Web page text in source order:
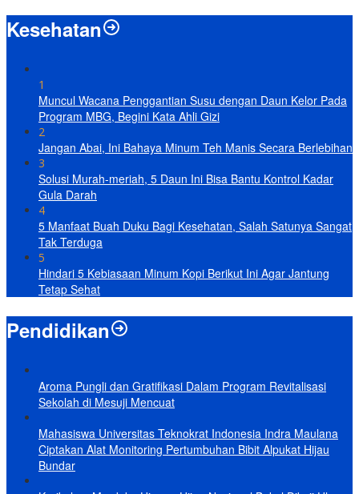
Kesehatan
1
Muncul Wacana Penggantian Susu dengan Daun Kelor Pada
Program MBG, Begini Kata Ahli Gizi
2
Jangan Abai, Ini Bahaya Minum Teh Manis Secara Berlebihan
3
Solusi Murah-meriah, 5 Daun Ini Bisa Bantu Kontrol Kadar
Gula Darah
4
5 Manfaat Buah Duku Bagi Kesehatan, Salah Satunya Sangat
Tak Terduga
5
Hindari 5 Kebiasaan Minum Kopi Berikut Ini Agar Jantung
Tetap Sehat
Pendidikan
Aroma Pungli dan Gratifikasi Dalam Program Revitalisasi
Sekolah di Mesuji Mencuat
Mahasiswa Universitas Teknokrat Indonesia Indra Maulana
Ciptakan Alat Monitoring Pertumbuhan Bibit Alpukat Hijau
Bundar